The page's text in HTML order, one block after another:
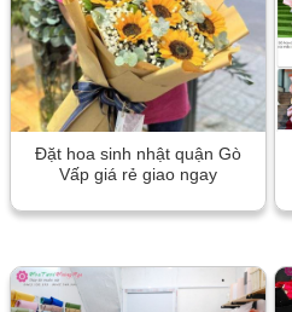
Đặt hoa sinh nhật quận Gò
Vấp giá rẻ giao ngay